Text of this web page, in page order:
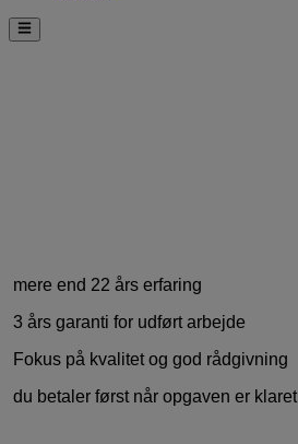
mere end 22 års erfaring
3 års garanti for udført arbejde
Fokus på kvalitet og god rådgivning
du betaler først når opgaven er klaret